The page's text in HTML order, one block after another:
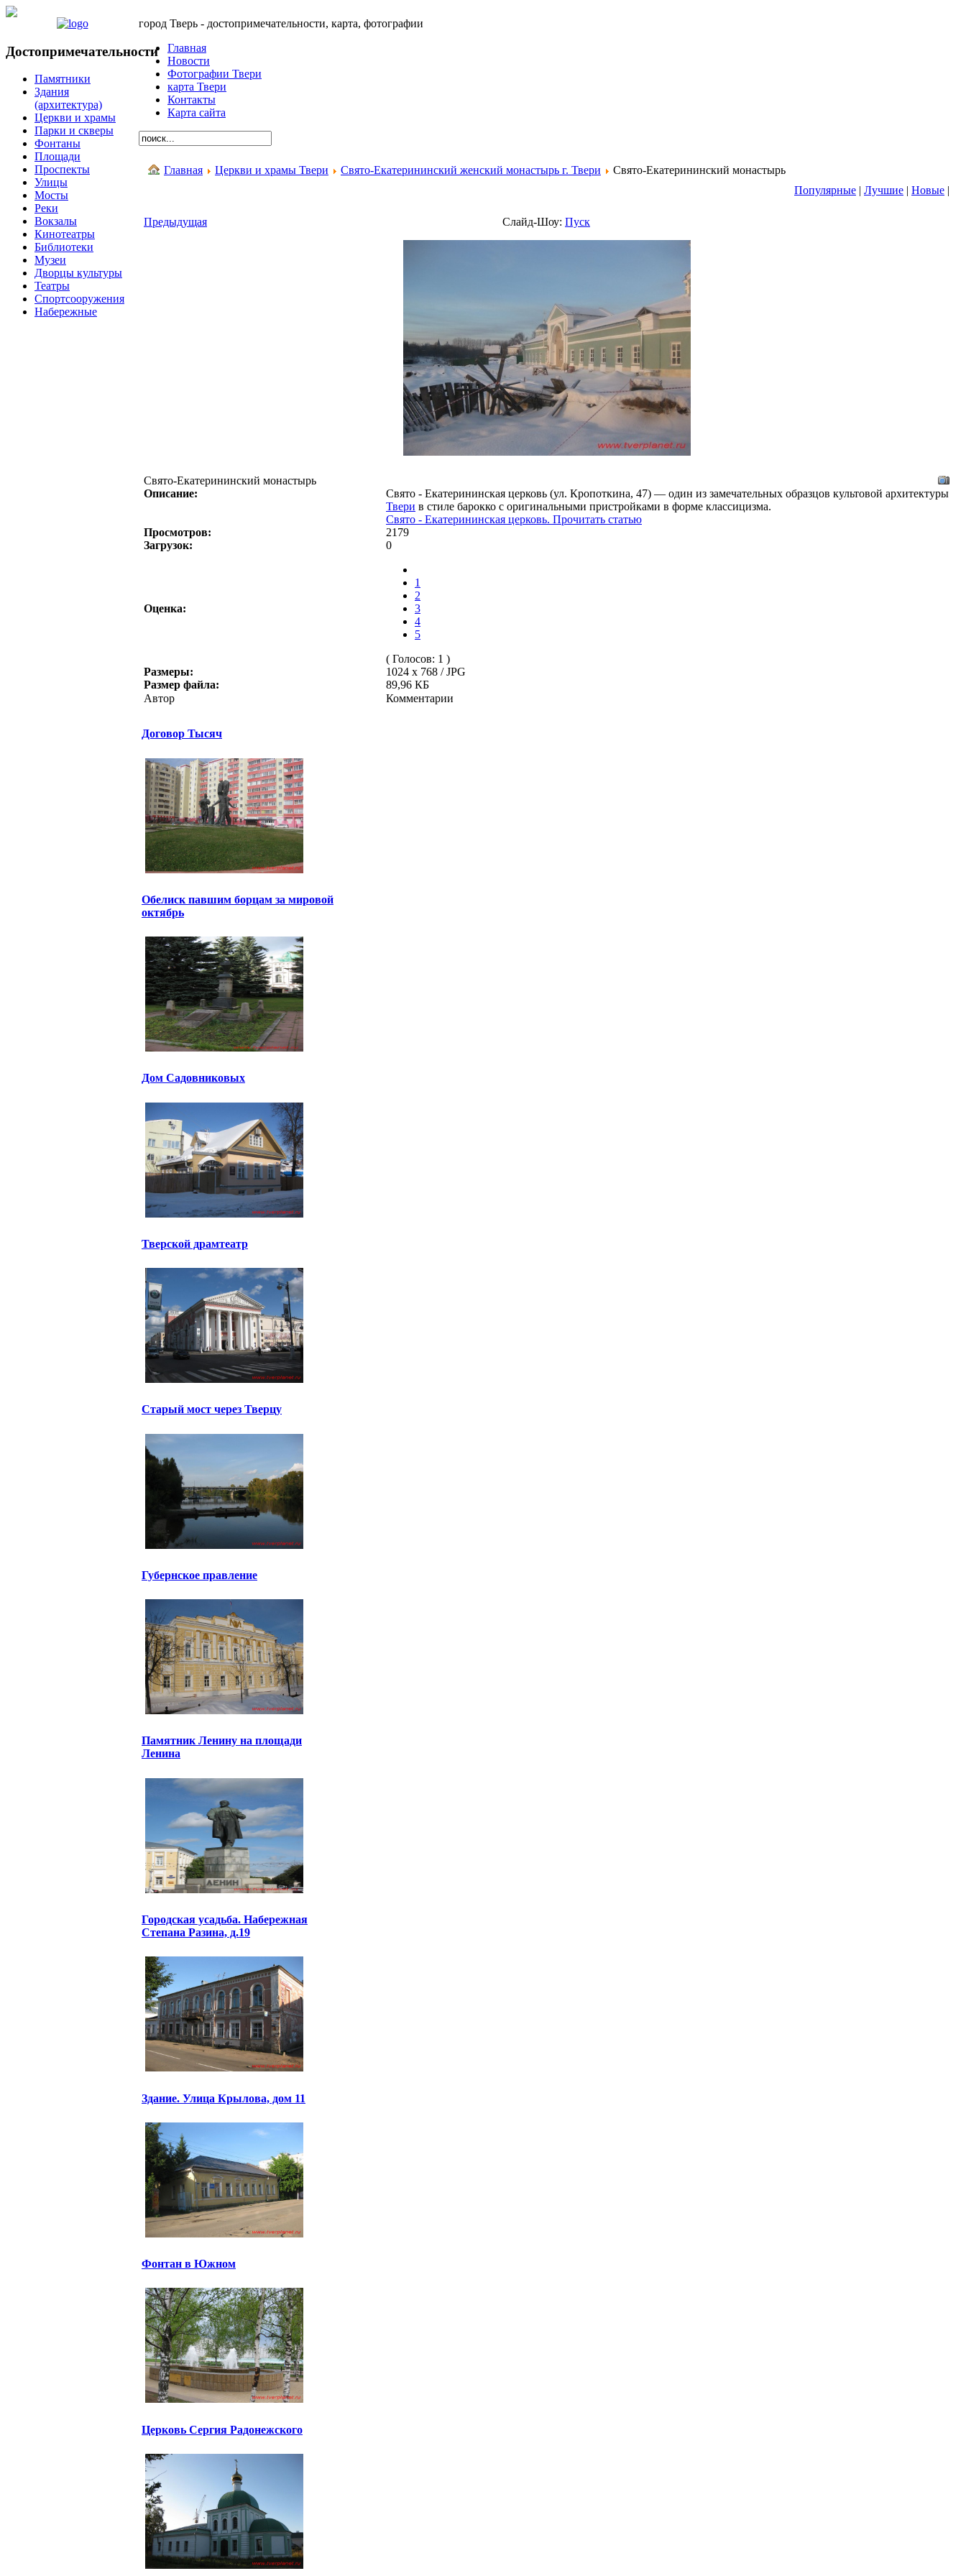
Достопримечательности
Памятники
Здания
(архитектура)
Церкви и храмы
Парки и скверы
Фонтаны
Площади
Проспекты
Улицы
Мосты
Реки
Вокзалы
Кинотеатры
Библиотеки
Музеи
Дворцы культуры
Театры
Спортсооружения
Набережные
город Тверь - достопримечательности, карта, фотографии
Главная
Новости
Фотографии Твери
карта Твери
Контакты
Карта сайта
Главная Церкви и храмы Твери Свято-Екатерининский женский монастырь г. Твери
Свято-Екатерининский монастырь
Популярные | Лучшие | Новые |
Предыдущая Слайд-Шоу: Пуск
Свято-Екатерининский монастырь
Описание:
Свято - Екатерининская церковь (ул. Кропоткина, 47) — один из замечательных образцов культовой архитектуры
Твери в стиле барокко с оригинальными пристройками в форме классицизма.
Свято - Екатерининская церковь. Прочитать статью
Просмотров:
2179
Загрузок:
0
Оценка:
1
2
3
4
5
( Голосов: 1 )
Размеры:
1024 x 768 / JPG
Размер файла:
89,96 КБ
Автор
Комментарии
Договор Тысяч
Обелиск павшим борцам за мировой
октябрь
Дом Садовниковых
Тверской драмтеатр
Старый мост через Тверцу
Губернское правление
Памятник Ленину на площади
Ленина
Городская усадьба. Набережная
Степана Разина, д.19
Здание. Улица Крылова, дом 11
Фонтан в Южном
Церковь Сергия Радонежского